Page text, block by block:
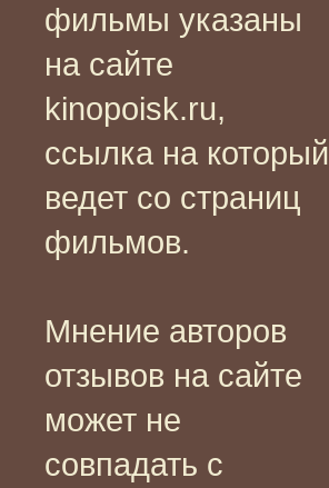
фильмы указаны
на сайте
kinopoisk.ru,
ссылка на который
ведет со страниц
фильмов.
Мнение авторов
отзывов на сайте
может не
совпадать с